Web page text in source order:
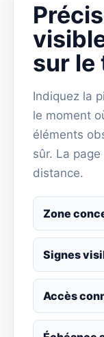
sur le
Indiquez la
le moment
éléments
sûr. La
distance.
Zone
Signes
Accès